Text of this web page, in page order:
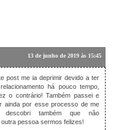
13 de junho de 2019 às 15:45
post me ia deprimir devido a ter
há pouco tempo,
o contrário! Também passei e
ainda por esse processo de me
descobri também que não
pessoa sermos felizes!